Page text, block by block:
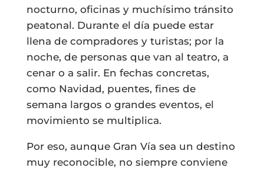
nocturno, oficinas y muchísimo tránsito
peatonal. Durante el día puede estar
llena de compradores y turistas; por la
noche, de personas que van al teatro, a
cenar o a salir. En fechas concretas,
como Navidad, puentes, fines de
semana largos o grandes eventos, el
movimiento se multiplica.
Por eso, aunque Gran Vía sea un destino
muy reconocible, no siempre conviene